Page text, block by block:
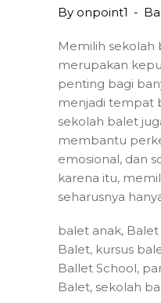
By onpoint1
Memilih
merupakan
penting bagi
menjadi tempat
sekolah balet
membantu
emosional, dan
karena itu,
seharusnya
balet anak,
Balet, kursus
Ballet School,
Balet, sekolah